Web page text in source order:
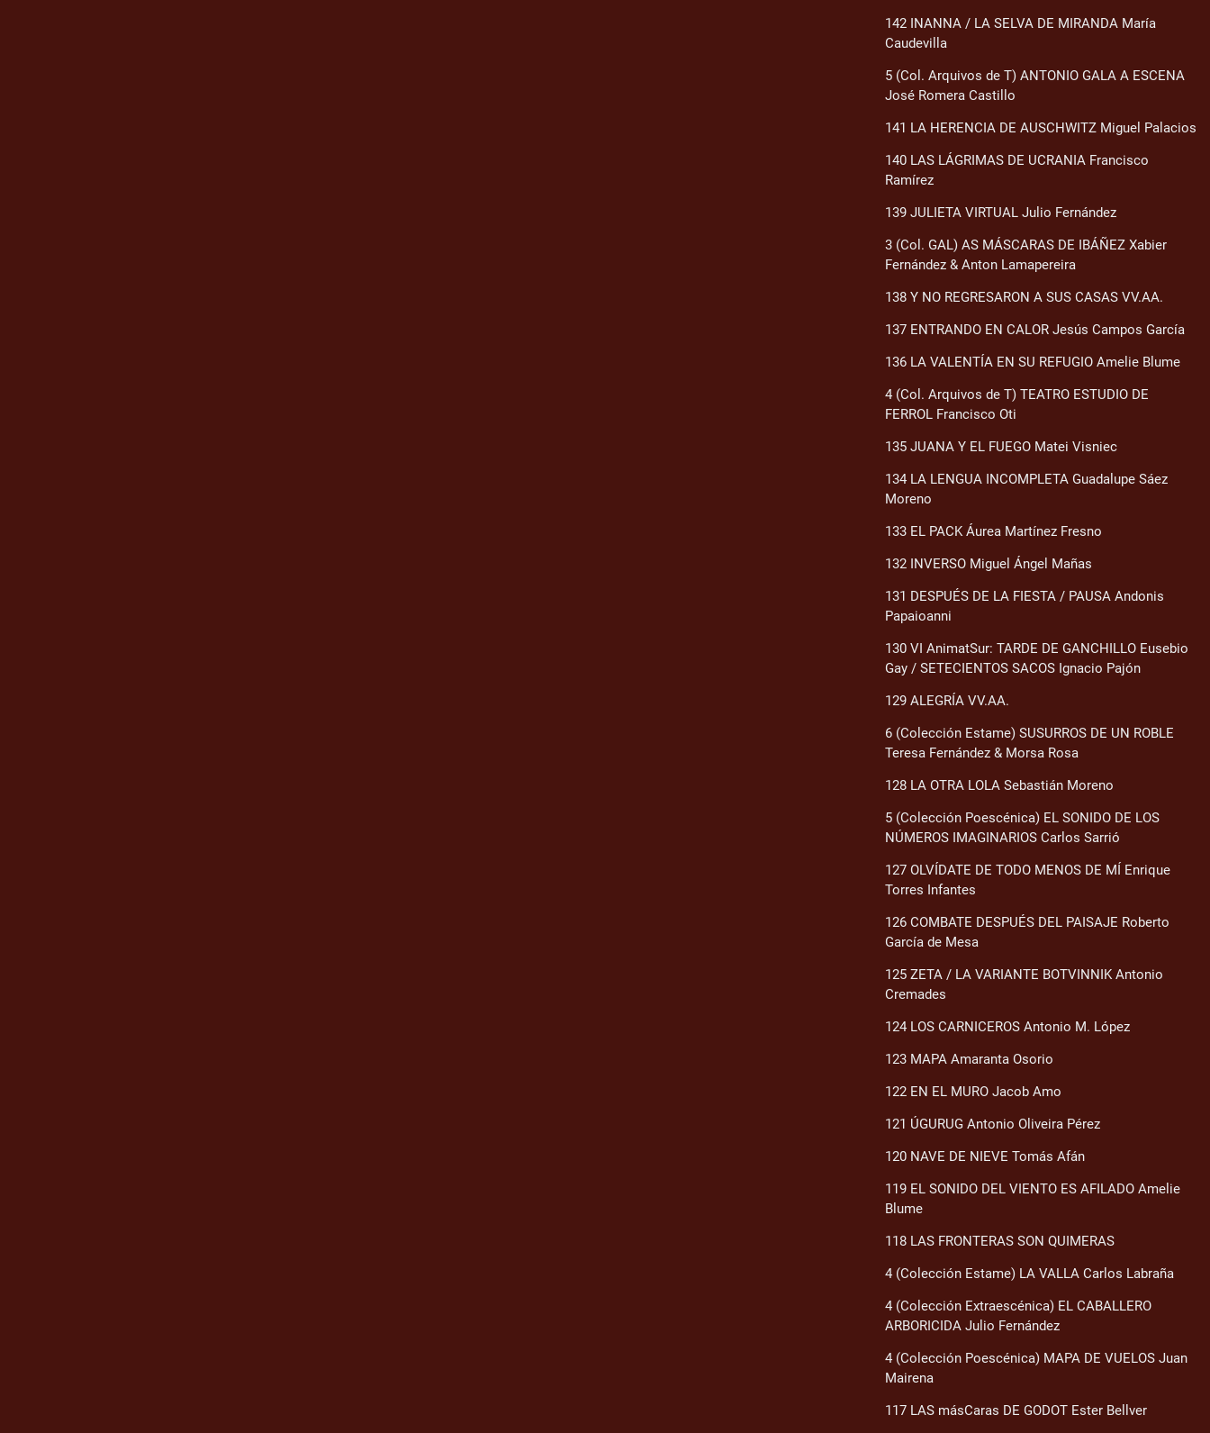
142 INANNA / LA SELVA DE MIRANDA María
Caudevilla
5 (Col. Arquivos de T) ANTONIO GALA A ESCENA
José Romera Castillo
141 LA HERENCIA DE AUSCHWITZ Miguel Palacios
140 LAS LÁGRIMAS DE UCRANIA Francisco
Ramírez
139 JULIETA VIRTUAL Julio Fernández
3 (Col. GAL) AS MÁSCARAS DE IBÁÑEZ Xabier
Fernández & Anton Lamapereira
138 Y NO REGRESARON A SUS CASAS VV.AA.
137 ENTRANDO EN CALOR Jesús Campos García
136 LA VALENTÍA EN SU REFUGIO Amelie Blume
4 (Col. Arquivos de T) TEATRO ESTUDIO DE
FERROL Francisco Oti
135 JUANA Y EL FUEGO Matei Visniec
134 LA LENGUA INCOMPLETA Guadalupe Sáez
Moreno
133 EL PACK Áurea Martínez Fresno
132 INVERSO Miguel Ángel Mañas
131 DESPUÉS DE LA FIESTA / PAUSA Andonis
Papaioanni
130 VI AnimatSur: TARDE DE GANCHILLO Eusebio
Gay / SETECIENTOS SACOS Ignacio Pajón
129 ALEGRÍA VV.AA.
6 (Colección Estame) SUSURROS DE UN ROBLE
Teresa Fernández & Morsa Rosa
128 LA OTRA LOLA Sebastián Moreno
5 (Colección Poescénica) EL SONIDO DE LOS
NÚMEROS IMAGINARIOS Carlos Sarrió
127 OLVÍDATE DE TODO MENOS DE MÍ Enrique
Torres Infantes
126 COMBATE DESPUÉS DEL PAISAJE Roberto
García de Mesa
125 ZETA / LA VARIANTE BOTVINNIK Antonio
Cremades
124 LOS CARNICEROS Antonio M. López
123 MAPA Amaranta Osorio
122 EN EL MURO Jacob Amo
121 ÚGURUG Antonio Oliveira Pérez
120 NAVE DE NIEVE Tomás Afán
119 EL SONIDO DEL VIENTO ES AFILADO Amelie
Blume
118 LAS FRONTERAS SON QUIMERAS
4 (Colección Estame) LA VALLA Carlos Labraña
4 (Colección Extraescénica) EL CABALLERO
ARBORICIDA Julio Fernández
4 (Colección Poescénica) MAPA DE VUELOS Juan
Mairena
117 LAS másCaras DE GODOT Ester Bellver